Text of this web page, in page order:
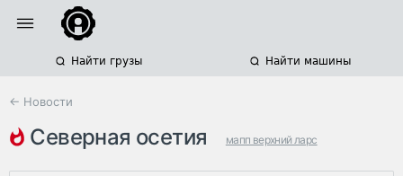
Найти грузы Найти машины
← Новости
северная осетия мапп верхний ларс
очереди на границе ограничение движения